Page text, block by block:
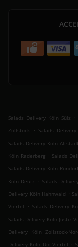
Salads Delivery Köln Sülz .
Zollstock
. Salads
Salads Delivery Köln
Köln Raderberg . Salads
Salads Delivery Köln Rondorf
Köln Deutz
. Salads
Delivery Köln Hahnwald .
Viertel
. Salads Delivery
Salads Delivery Köln Justiz-
Delivery Köln Zollstock-
Delivery Köln Uni-Viertel .